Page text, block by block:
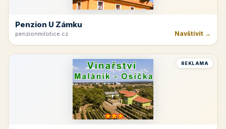
Penzion U Zámku
penzionmilotice.cz Navštívit →
REKLAMA